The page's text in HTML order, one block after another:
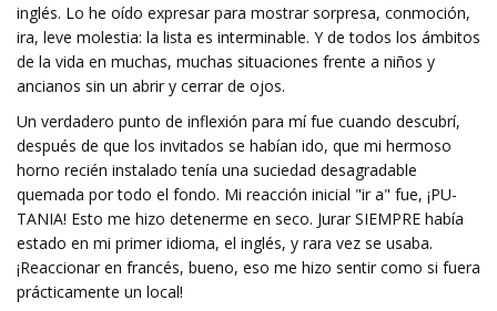
inglés. Lo he oído expresar para mostrar sorpresa, conmoción,
ira, leve molestia: la lista es interminable. Y de todos los ámbitos
de la vida en muchas, muchas situaciones frente a niños y
ancianos sin un abrir y cerrar de ojos.
Un verdadero punto de inflexión para mí fue cuando descubrí,
después de que los invitados se habían ido, que mi hermoso
horno recién instalado tenía una suciedad desagradable
quemada por todo el fondo. Mi reacción inicial "ir a" fue, ¡PU-
TANIA! Esto me hizo detenerme en seco. Jurar SIEMPRE había
estado en mi primer idioma, el inglés, y rara vez se usaba.
¡Reaccionar en francés, bueno, eso me hizo sentir como si fuera
prácticamente un local!